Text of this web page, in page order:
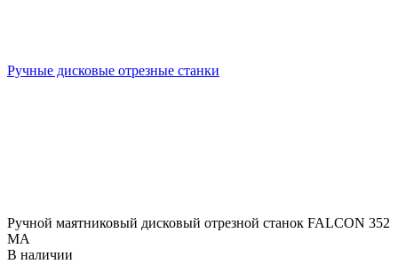
Ручные дисковые отрезные станки
Ручной маятниковый дисковый отрезной станок FALCON 352
MA
В наличии